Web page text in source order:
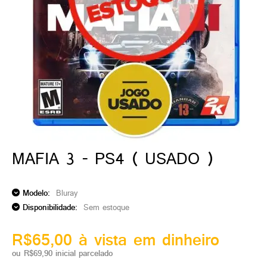
MAFIA 3 - PS4 ( USADO )
Modelo: Bluray
Disponibilidade: Sem estoque
R$65,00 à vista em dinheiro
ou R$69,90 inicial parcelado